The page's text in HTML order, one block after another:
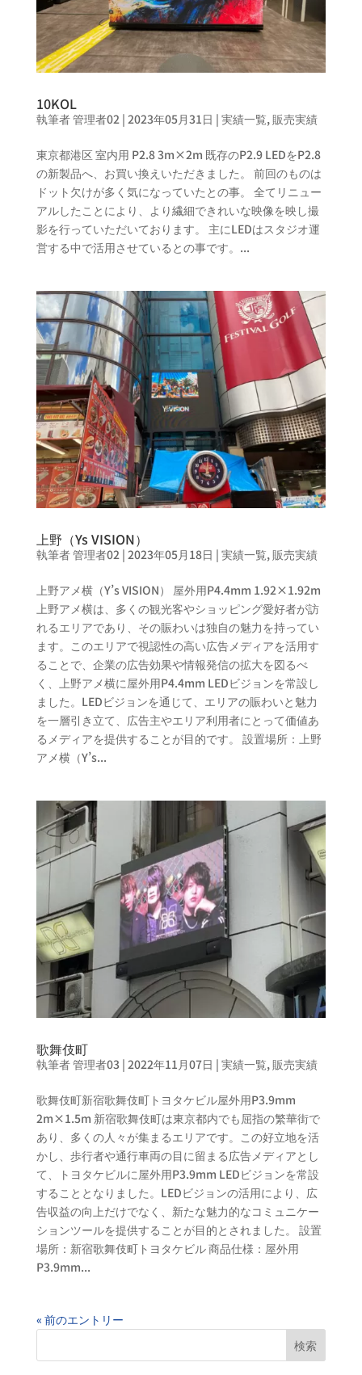
10KOL
執筆者管理者02| 2023年05月31日 | 実績一覧,販売実績
東京都港区 室内用 P2.8 3m×2m 既存のP2.9 LEDをP2.8
の新製品へ、お買い換えいただきました。 前回のものは
ドット欠けが多く気になっていたとの事。 全てリニュー
アルしたことにより、より繊細できれいな映像を映し撮
影を行っていただいております。 主にLEDはスタジオ運
営する中で活用させているとの事です。...
上野（Ys VISION）
執筆者管理者02 | 2023年05月18日 | 実績一覧, 販売実績
上野アメ横（Y’s VISION） 屋外用P4.4mm 1.92×1.92m
上野アメ横は、多くの観光客やショッピング愛好者が訪
れるエリアであり、その賑わいは独自の魅力を持ってい
ます。このエリアで視認性の高い広告メディアを活用す
ることで、企業の広告効果や情報発信の拡大を図るべ
く、上野アメ横に屋外用P4.4mm LEDビジョンを常設し
ました。LEDビジョンを通じて、エリアの賑わいと魅力
を一層引き立て、広告主やエリア利用者にとって価値あ
るメディアを提供することが目的です。 設置場所：上野
アメ横（Y’s...
歌舞伎町
執筆者管理者03| 2022年11月07日 | 実績一覧, 販売実績
歌舞伎町新宿歌舞伎町トヨタケビル屋外用P3.9mm
2m×1.5m 新宿歌舞伎町は東京都内でも屈指の繁華街で
あり、多くの人々が集まるエリアです。この好立地を活
かし、歩行者や通行車両の目に留まる広告メディアとし
て、トヨタケビルに屋外用P3.9mm LEDビジョンを常設
することとなりました。LEDビジョンの活用により、広
告収益の向上だけでなく、新たな魅力的なコミュニケー
ションツールを提供することが目的とされました。 設置
場所：新宿歌舞伎町トヨタケビル 商品仕様：屋外用
P3.9mm...
« 前のエントリー
検索